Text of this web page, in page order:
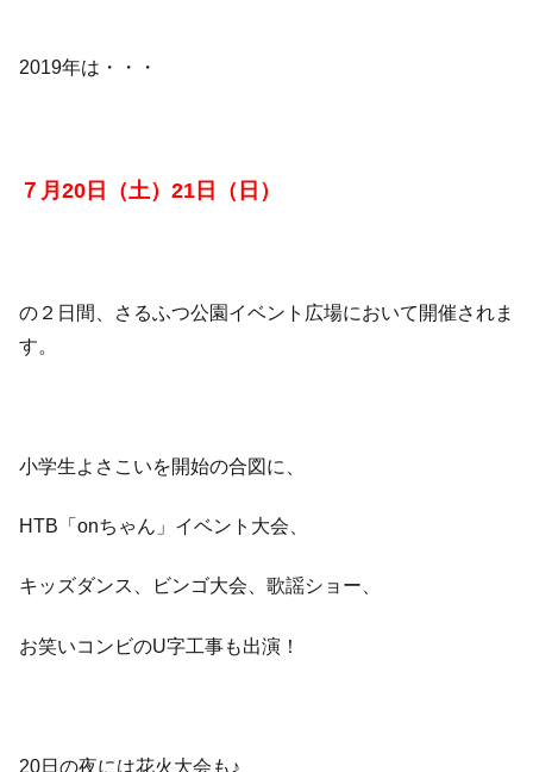
2019年は・・・
７月20日（土）21日（日）
の２日間、さるふつ公園イベント広場において開催されま
す。
小学生よさこいを開始の合図に、
HTB「onちゃん」イベント大会、
キッズダンス、ビンゴ大会、歌謡ショー、
お笑いコンビのU字工事も出演！
20日の夜には花火大会も♪